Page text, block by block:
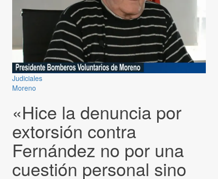
Judiciales
Moreno
«Hice la denuncia por
extorsión contra
Fernández no por una
cuestión personal sino